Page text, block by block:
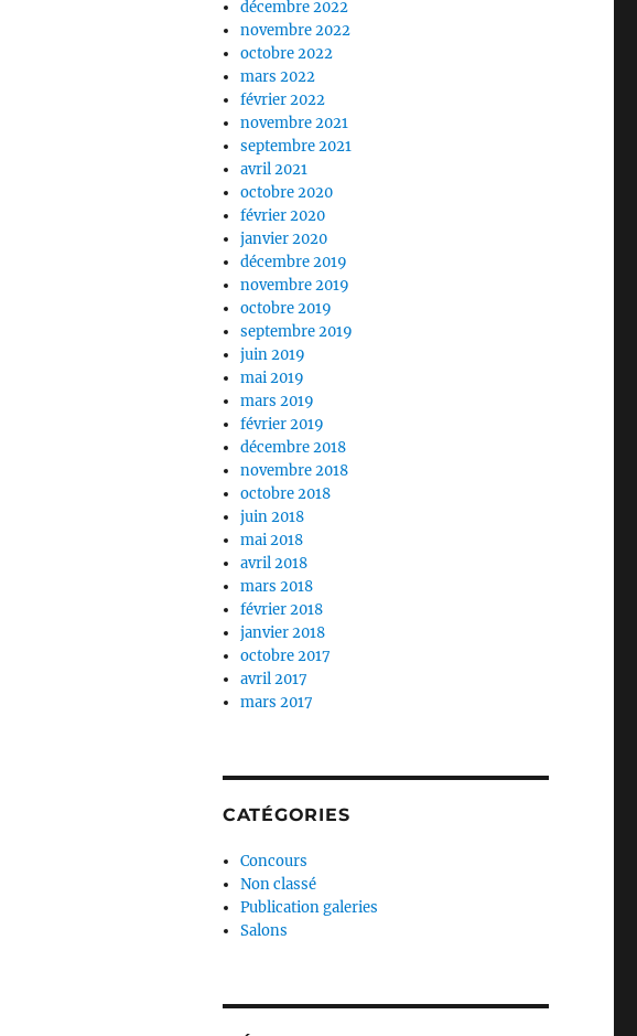
décembre 2022
novembre 2022
octobre 2022
mars 2022
février 2022
novembre 2021
septembre 2021
avril 2021
octobre 2020
février 2020
janvier 2020
décembre 2019
novembre 2019
octobre 2019
septembre 2019
juin 2019
mai 2019
mars 2019
février 2019
décembre 2018
novembre 2018
octobre 2018
juin 2018
mai 2018
avril 2018
mars 2018
février 2018
janvier 2018
octobre 2017
avril 2017
mars 2017
CATÉGORIES
Concours
Non classé
Publication galeries
Salons